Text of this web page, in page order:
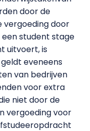
door de
vergoeding door
student stage
uitvoert, is
eveneens
van bedrijven
voor extra
niet door de
vergoeding voor